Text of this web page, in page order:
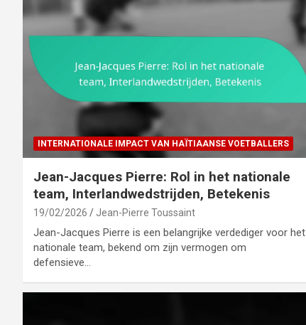
INTERNATIONALE IMPACT VAN HAÏTIAANSE VOETBALLERS
Jean-Jacques Pierre: Rol in het nationale
team, Interlandwedstrijden, Betekenis
19/02/2026 Jean-Pierre Toussaint
Jean-Jacques Pierre is een belangrijke verdediger voor het
nationale team, bekend om zijn vermogen om
defensieve…